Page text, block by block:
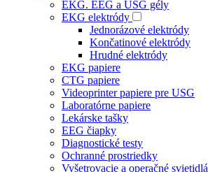
EKG. EEG a USG gély
EKG elektródy
Jednorázové elektródy
Končatinové elektródy
Hrudné elektródy
EKG papiere
CTG papiere
Videoprinter papiere pre USG
Laboratórne papiere
Lekárske tašky
EEG čiapky
Diagnostické testy
Ochranné prostriedky
Vyšetrovacie a operačné svietidlá